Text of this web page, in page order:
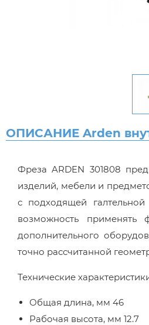
ОПИСАНИЕ Arden
Фреза ARDEN 301808
изделий, мебели и
с подходящей
возможность
дополнительного
точно рассчитанной
Технические
Общая длина, мм 46
Рабочая высота, мм 12.7